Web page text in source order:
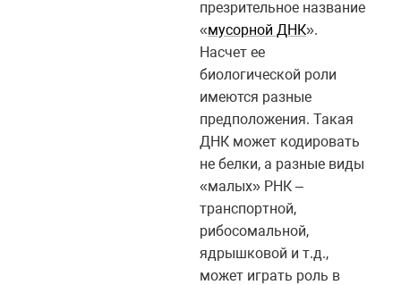
презрительное название
«мусорной ДНК».
Насчет ее
биологической роли
имеются разные
предположения. Такая
ДНК может кодировать
не белки, а разные виды
«малых» РНК –
транспортной,
рибосомальной,
ядрышковой и т.д.,
может играть роль в